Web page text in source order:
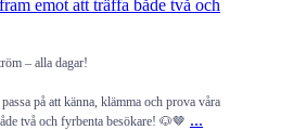
– alla dagar!
på att känna, klämma och prova våra
två och fyrbenta besökare! 🐶🤎 ...